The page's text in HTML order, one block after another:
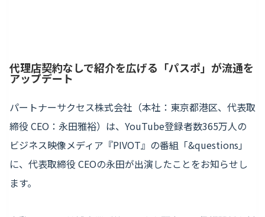
代理店契約なしで紹介を広げる「パスポ」が流通を
アップデート
パートナーサクセス株式会社（本社：東京都港区、代表取
締役 CEO：永田雅裕）は、YouTube登録者数365万人の
ビジネス映像メディア『PIVOT』の番組「&questions」
に、代表取締役 CEOの永田が出演したことをお知らせし
ます。